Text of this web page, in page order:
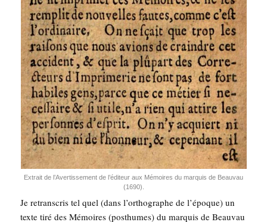
Extrait de l’A­ver­tis­se­ment de l’é­di­teur aux Mémoires du mar­quis de Beau­vau
(1690).
Je retrans­cris tel quel (dans l’or­tho­graphe de l’é­poque) un
texte tiré des Mémoires (post­humes) du mar­quis de Beau­vau